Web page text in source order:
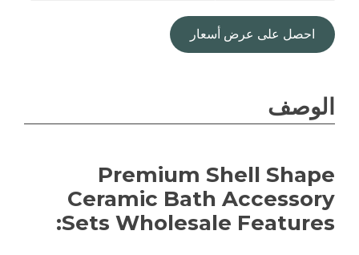
احصل على عرض أسعار
الوصف
Premium Shell Shape
Ceramic Bath Accessory
Sets Wholesale Features: